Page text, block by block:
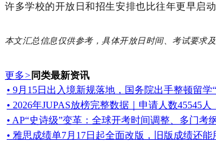
许多学校的开放日和招生安排也比往年更早启
本文汇总信息仅供参考，具体开放日时间、考试要求
更多> 同类最新资讯
• 9月15日出入境新规落地，国务院出手整顿留学“
• 2026年JUPAS放榜完整数据｜申请人数45545人
• AP“史诗级”变革：全球开考时间调整、多门考
• 雅思成绩单7月17日起全面改版，旧版成绩还能